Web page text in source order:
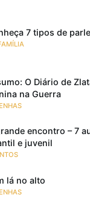
7 tipos de
O Diário de
na Guerra
encontro – 7
e juvenil
lá no alto